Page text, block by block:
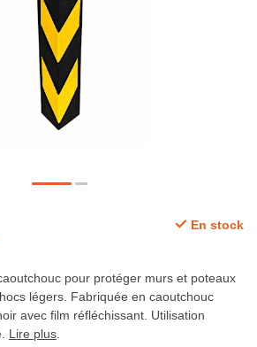
En stock
pour protéger murs et poteaux
légers. Fabriquée en caoutchouc
avec film réfléchissant. Utilisation
Lire plus.